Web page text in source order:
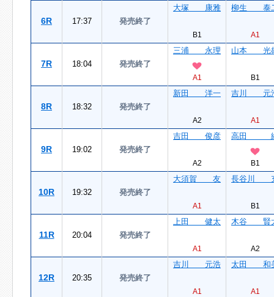
6R 17:37 発売終了
大塚 康雅
B1
柳生 泰
A1
7R 18:04 発売終了
三浦 永理
A1
山本 光
B1
8R 18:32 発売終了
新田 洋一
A2
吉川 元
A1
9R 19:02 発売終了
吉田 俊彦
A2
高田
B1
10R 19:32 発売終了
大須賀 友
A1
長谷川
B1
11R 20:04 発売終了
上田 健太
A1
木谷 賢
A2
12R 20:35 発売終了
吉川 元浩
A1
太田 和
A1